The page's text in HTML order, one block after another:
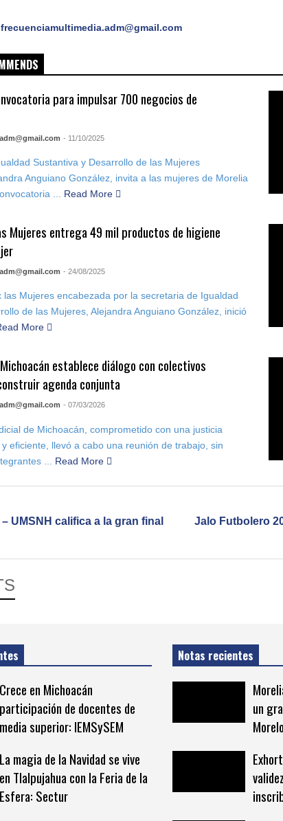
frecuenciamultimedia.adm@gmail.com
para impulsar 700 negocios de
- 11/10/2025
Sustantiva y Desarrollo de las Mujeres
Anguiano González, invita a las mujeres de Morelia
...
Read More
Mujeres entrega 49 mil productos de higiene
- 24/08/2025
las Mujeres encabezada por la secretaria de Igualdad
de las Mujeres, Alejandra Anguiano González, inició
More
establece diálogo con colectivos
agenda conjunta
- 07/03/2026
de Michoacán, comprometido con una justicia
eficiente, llevó a cabo una reunión de trabajo, sin
...
Read More
UMSNH califica a la gran final
Jalo Futbolero
Crece en Michoacán
participación de docentes de
media superior: IEMSySEM
La magia de la Navidad se vive
en Tlalpujahua con la Feria de la
Esfera: Sectur
Notas recientes
un